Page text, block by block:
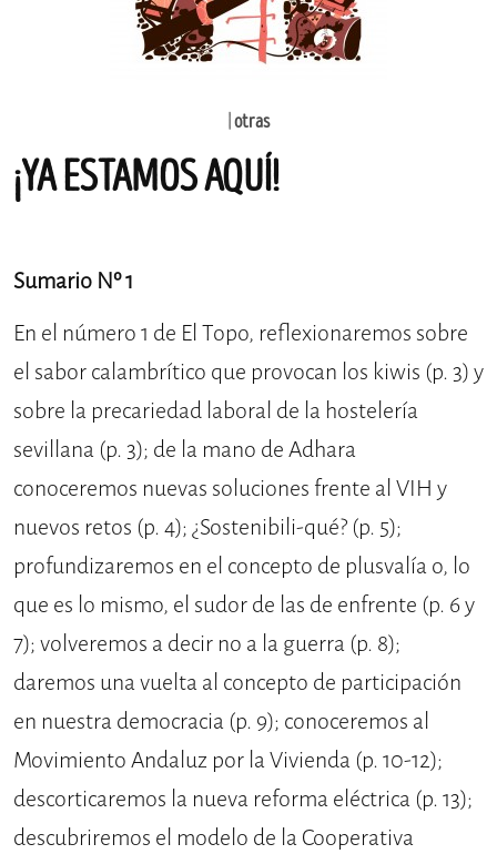
otras
¡YA ESTAMOS AQUÍ!
Sumario Nº 1
En el número 1 de El Topo, reflexionaremos sobre
el sabor calambrítico que provocan los kiwis (p. 3) y
sobre la precariedad laboral de la hostelería
sevillana (p. 3); de la mano de Adhara
conoceremos nuevas soluciones frente al VIH y
nuevos retos (p. 4); ¿Sostenibili-qué? (p. 5);
profundizaremos en el concepto de plusvalía o, lo
que es lo mismo, el sudor de las de enfrente (p. 6 y
7); volveremos a decir no a la guerra (p. 8);
daremos una vuelta al concepto de participación
en nuestra democracia (p. 9); conoceremos al
Movimiento Andaluz por la Vivienda (p. 10-12);
descorticaremos la nueva reforma eléctrica (p. 13);
descubriremos el modelo de la Cooperativa